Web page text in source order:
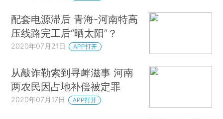
配套电源滞后 青海-河南特高
压线路完工后“晒太阳”？
2020年07月21日 APP打开
从敲诈勒索到寻衅滋事 河南
两农民因占地补偿被定罪
2020年07月17日 APP打开